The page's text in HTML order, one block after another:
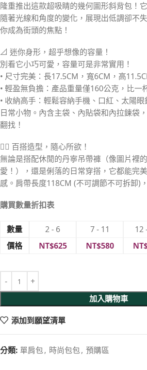
隆重推出這款超吸睛的幾何圖形斜背包！
隨著光線和角度的變化，展現出低調卻不
你成為街頭的焦點！
📐 迷你身形，超乎想像的容量！
別看它小巧可愛，容量可是非常實用！
• 尺寸完美：長17.5CM，寬6CM，高
• 輕盈無負擔：產品重量僅160公克，比一
• 收納高手：輕鬆容納手機、口紅、太陽
日常小物。內含主袋、內貼袋和內拉鍊袋
翻找！
🚶‍♀️ 百搭造型，隨心所欲！
無論是搭配休閒的丹寧吊帶褲（像圖片裡
愛！），還是俐落的日常穿搭，它都能完
感。肩帶長度118CM (不可調節不可拆卸)
購買數量折扣表
數量 2 - 6 7 - 11 12
價格
NT$625 NT$580
加入購物車
添加到願望清單
分類: 單肩包, 時尚包包, 預購區